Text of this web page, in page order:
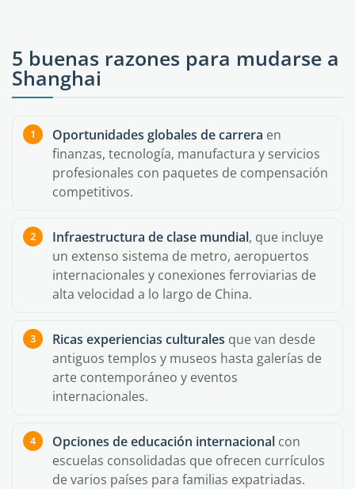
5 buenas razones para mudarse a
Shanghai
Oportunidades globales de carrera en
finanzas, tecnología, manufactura y servicios
profesionales con paquetes de compensación
competitivos.
Infraestructura de clase mundial, que incluye
un extenso sistema de metro, aeropuertos
internacionales y conexiones ferroviarias de
alta velocidad a lo largo de China.
Ricas experiencias culturales que van desde
antiguos templos y museos hasta galerías de
arte contemporáneo y eventos
internacionales.
Opciones de educación internacional con
escuelas consolidadas que ofrecen currículos
de varios países para familias expatriadas.